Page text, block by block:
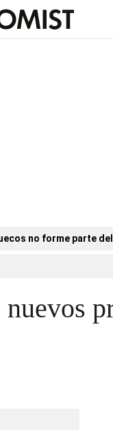
no forme parte